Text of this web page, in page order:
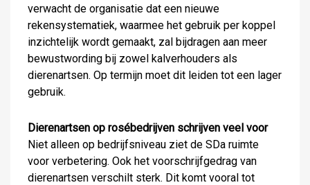
verwacht de organisatie dat een nieuwe
rekensystematiek, waarmee het gebruik per koppel
inzichtelijk wordt gemaakt, zal bijdragen aan meer
bewustwording bij zowel kalverhouders als
dierenartsen. Op termijn moet dit leiden tot een lager
gebruik.
Dierenartsen op rosébedrijven schrijven veel voor
Niet alleen op bedrijfsniveau ziet de SDa ruimte
voor verbetering. Ook het voorschrijfgedrag van
dierenartsen verschilt sterk. Dit komt vooral tot